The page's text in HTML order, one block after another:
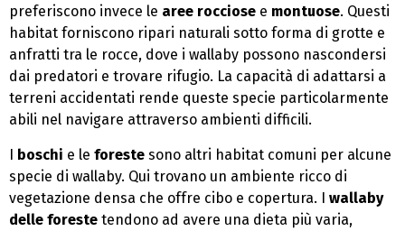
preferiscono invece le aree rocciose e montuose. Questi
habitat forniscono ripari naturali sotto forma di grotte e
anfratti tra le rocce, dove i wallaby possono nascondersi
dai predatori e trovare rifugio. La capacità di adattarsi a
terreni accidentati rende queste specie particolarmente
abili nel navigare attraverso ambienti difficili.
I boschi e le foreste sono altri habitat comuni per alcune
specie di wallaby. Qui trovano un ambiente ricco di
vegetazione densa che offre cibo e copertura. I wallaby
delle foreste tendono ad avere una dieta più varia,